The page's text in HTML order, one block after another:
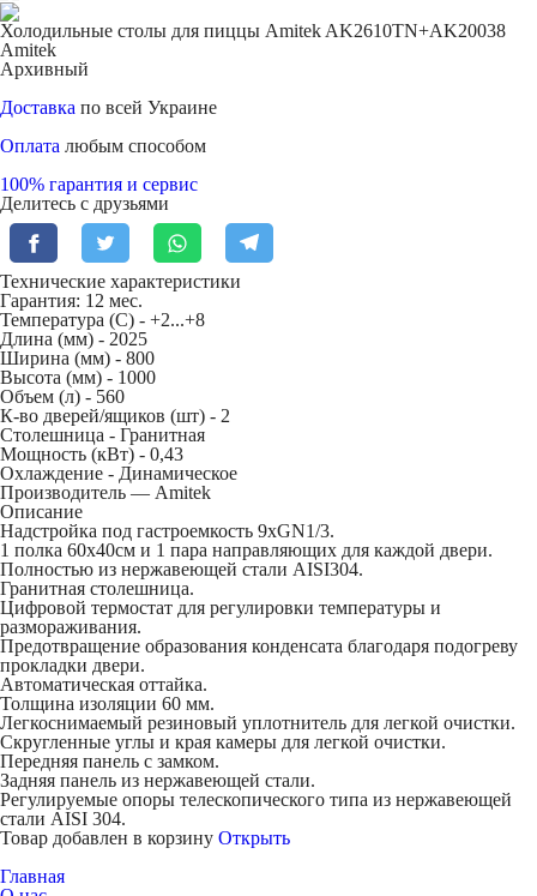
Холодильные столы для пиццы Amitek AK2610TN+AK20038
Amitek
Архивный
Доставка по всей Украине
Оплата любым способом
100% гарантия и сервис
Делитесь с друзьями
Технические характеристики
Гарантия: 12 мес.
Температура (С) - +2...+8
Длина (мм) - 2025
Ширина (мм) - 800
Высота (мм) - 1000
Объем (л) - 560
К-во дверей/ящиков (шт) - 2
Столешница - Гранитная
Мощность (кВт) - 0,43
Охлаждение - Динамическое
Производитель — Amitek
Описание
Надстройка под гастроемкость 9xGN1/3.
1 полка 60x40см и 1 пара направляющих для каждой двери.
Полностью из нержавеющей стали AISI304.
Гранитная столешница.
Цифровой термостат для регулировки температуры и
размораживания.
Предотвращение образования конденсата благодаря подогреву
прокладки двери.
Автоматическая оттайка.
Толщина изоляции 60 мм.
Легкоснимаемый резиновый уплотнитель для легкой очистки.
Скругленные углы и края камеры для легкой очистки.
Передняя панель с замком.
Задняя панель из нержавеющей стали.
Регулируемые опоры телескопического типа из нержавеющей
стали AISI 304.
Товар добавлен в корзину Открыть
Главная